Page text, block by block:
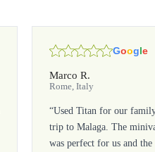
Google
Marco R.
Rome, Italy
“Used Titan for our
trip to Malaga. The
was perfect for us and the